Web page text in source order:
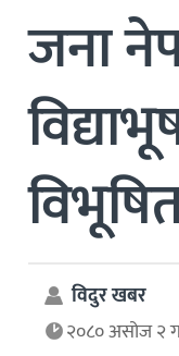
जना
विदुर खबर
२०८० असोज २